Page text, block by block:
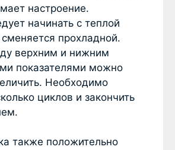
настроение.
начинать с теплой
прохладной.
верхним и нижним
показателями можно
Необходимо
циклов и закончить
также положительно